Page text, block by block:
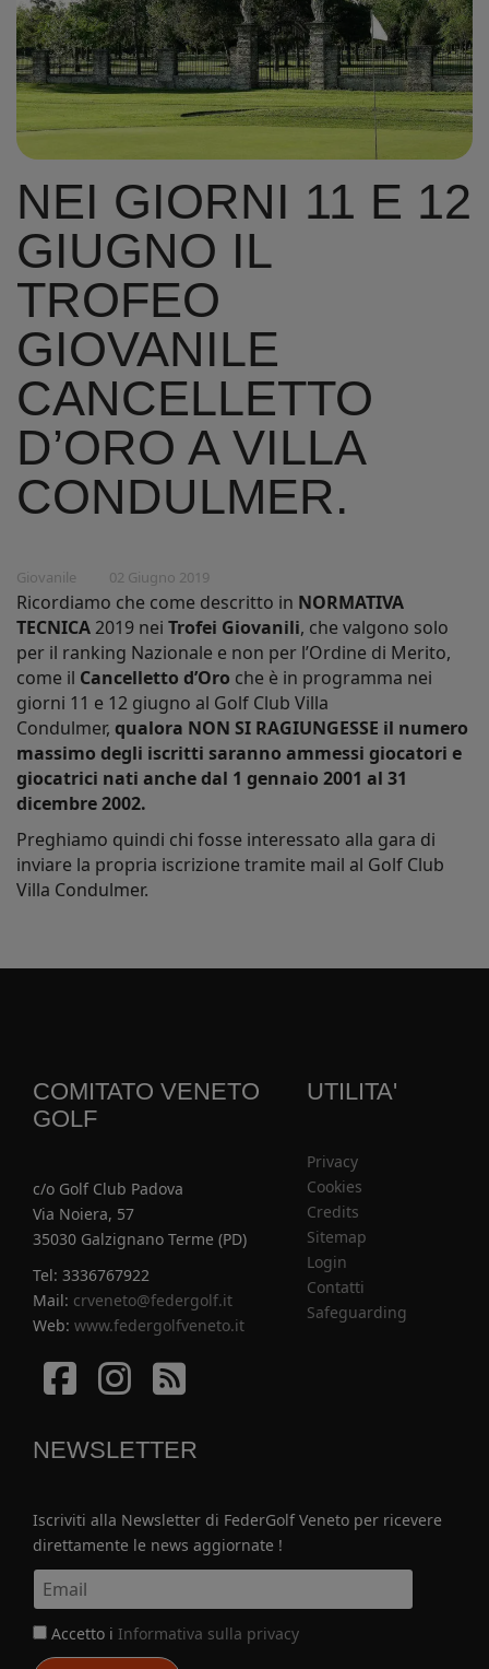
NEI GIORNI 11 E 12
GIUGNO IL
TROFEO
GIOVANILE
CANCELLETTO
D’ORO A VILLA
CONDULMER.
Giovanile 02 Giugno 2019
Ricordiamo che come descritto in NORMATIVA
TECNICA2019 nei Trofei Giovanili, che valgono solo
per il ranking Nazionale e non per l’Ordine di Merito,
come il Cancelletto d’Oro che è in programma nei
giorni 11 e 12 giugno al Golf Club Villa
Condulmer, qualora NON SI RAGIUNGESSE il numero
massimo degli iscritti saranno ammessi giocatori e
giocatrici nati anche dal 1 gennaio 2001 al 31
dicembre 2002.
Preghiamo quindi chi fosse interessato alla gara di
inviare la propria iscrizione tramite mail al Golf Club
Villa Condulmer.
COMITATO VENETO
GOLF
c/o Golf Club Padova
Via Noiera, 57
35030 Galzignano Terme (PD)
Tel: 3336767922
Mail: crveneto@federgolf.it
Web: www.federgolfveneto.it
Facebook
Istagram
Istagram
UTILITA'
Privacy
Cookies
Credits
Sitemap
Login
Contatti
Safeguarding
NEWSLETTER
Iscriviti alla Newsletter di FederGolf Veneto per ricevere
direttamente le news aggiornate !
Accetto i Informativa sulla privacy